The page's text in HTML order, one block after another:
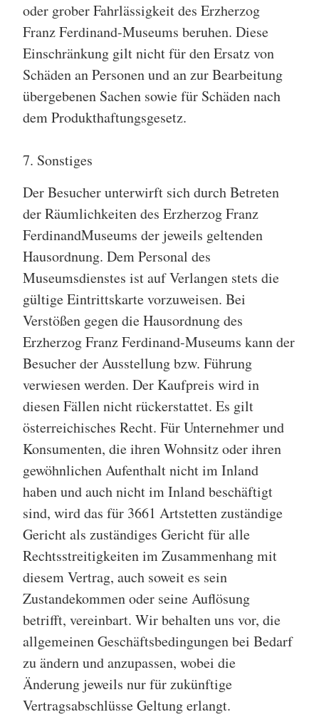
oder grober Fahrlässigkeit des Erzherzog
Franz Ferdinand-Museums beruhen. Diese
Einschränkung gilt nicht für den Ersatz von
Schäden an Personen und an zur Bearbeitung
übergebenen Sachen sowie für Schäden nach
dem Produkthaftungsgesetz.
7. Sonstiges
Der Besucher unterwirft sich durch Betreten
der Räumlichkeiten des Erzherzog Franz
FerdinandMuseums der jeweils geltenden
Hausordnung. Dem Personal des
Museumsdienstes ist auf Verlangen stets die
gültige Eintrittskarte vorzuweisen. Bei
Verstößen gegen die Hausordnung des
Erzherzog Franz Ferdinand-Museums kann der
Besucher der Ausstellung bzw. Führung
verwiesen werden. Der Kaufpreis wird in
diesen Fällen nicht rückerstattet. Es gilt
österreichisches Recht. Für Unternehmer und
Konsumenten, die ihren Wohnsitz oder ihren
gewöhnlichen Aufenthalt nicht im Inland
haben und auch nicht im Inland beschäftigt
sind, wird das für 3661 Artstetten zuständige
Gericht als zuständiges Gericht für alle
Rechtsstreitigkeiten im Zusammenhang mit
diesem Vertrag, auch soweit es sein
Zustandekommen oder seine Auflösung
betrifft, vereinbart. Wir behalten uns vor, die
allgemeinen Geschäftsbedingungen bei Bedarf
zu ändern und anzupassen, wobei die
Änderung jeweils nur für zukünftige
Vertragsabschlüsse Geltung erlangt.